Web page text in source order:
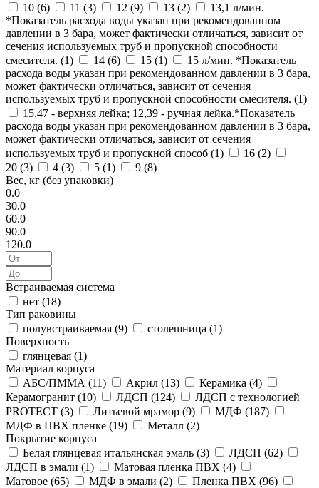
10 (6) 11 (3) 12 (9) 13 (2)
13,1 л/мин.
*Показатель расхода воды указан при рекомендованном
давлении в 3 бара, может фактически отличаться, зависит от
сечения используемых труб и пропускной способности
смесителя. (1) 14 (6) 15 (1)
15 л/мин. *Показатель
расхода воды указан при рекомендованном давлении в 3 бара,
может фактически отличаться, зависит от сечения
используемых труб и пропускной способности смесителя. (1)
15,47 - верхняя лейка; 12,39 - ручная лейка.*Показатель
расхода воды указан при рекомендованном давлении в 3 бара,
может фактически отличаться, зависит от сечения
используемых труб и пропускной способ (1) 16 (2)
20 (3) 4 (3) 5 (1) 9 (8)
Вес, кг (без упаковки)
0.0
30.0
60.0
90.0
120.0
Встраиваемая система
нет (18)
Тип раковины
полувстраиваемая (9) столешница (1)
Поверхность
глянцевая (1)
Материал корпуса
АБС/ПММА (11) Акрил (13) Керамика (4)
Керамогранит (10) ЛДСП (124)
ЛДСП с технологией
PROTECT (3) Литьевой мрамор (9) МДФ (187)
МДФ в ПВХ пленке (19) Металл (2)
Покрытие корпуса
Белая глянцевая итальянская эмаль (3) ЛДСП (62)
ЛДСП в эмали (1) Матовая пленка ПВХ (4)
Матовое (65) МДФ в эмали (2) Пленка ПВХ (96)